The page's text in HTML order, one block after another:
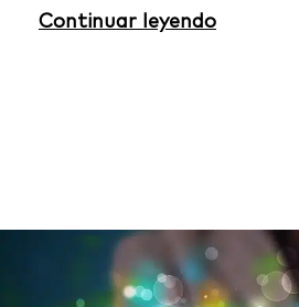
Continuar leyendo